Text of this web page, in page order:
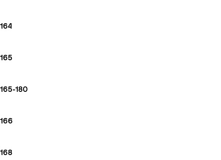
164
165
165-180
166
168